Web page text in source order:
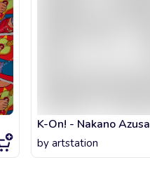
K-On! - Nakano Azusa
by artstation